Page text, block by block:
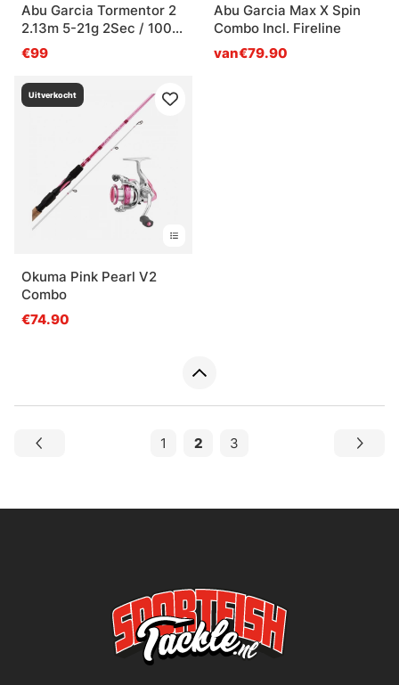
Abu Garcia Tormentor 2
2.13m 5-21g 2Sec / 1000
90/0.25
€99
Abu Garcia Max X Spin
Combo Incl. Fireline
van€79.90
Uitverkocht
Okuma Pink Pearl V2
Combo
€74.90
1 2 3